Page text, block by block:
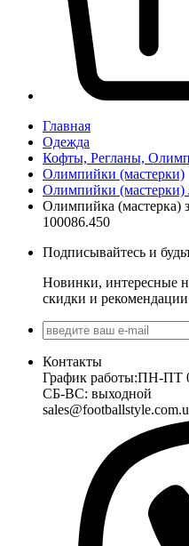
Главная
Одежда
Кофты, Регланы,
Олимпийки (мастерки)
Олимпийки (мастерки)
Олимпийка (мастерка)
100086.450
Подписывайтесь и
Новинки, интересные
скидки и рекомендации
Контакты
График работы:ПН-ПТ
СБ-ВС: выходной